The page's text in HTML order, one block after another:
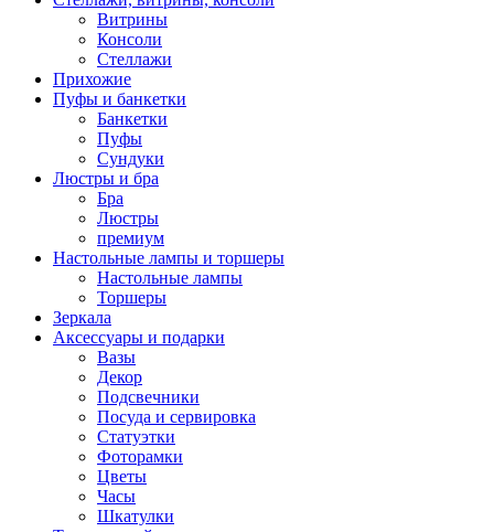
Витрины
Консоли
Стеллажи
Прихожие
Пуфы и банкетки
Банкетки
Пуфы
Сундуки
Люстры и бра
Бра
Люстры
премиум
Настольные лампы и торшеры
Настольные лампы
Торшеры
Зеркала
Аксессуары и подарки
Вазы
Декор
Подсвечники
Посуда и сервировка
Статуэтки
Фоторамки
Цветы
Часы
Шкатулки